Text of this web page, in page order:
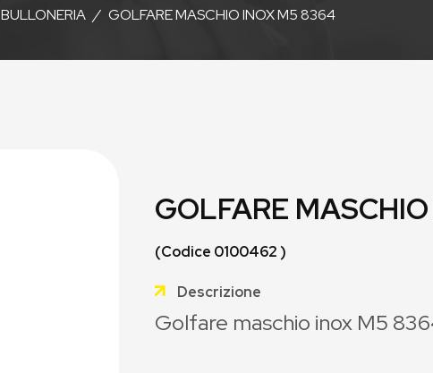
BULLONERIA / GOLFARE MASCHIO INOX M5 8364
GOLFARE
(Codice 0100462 )
Descrizione
Golfare maschio inox M5